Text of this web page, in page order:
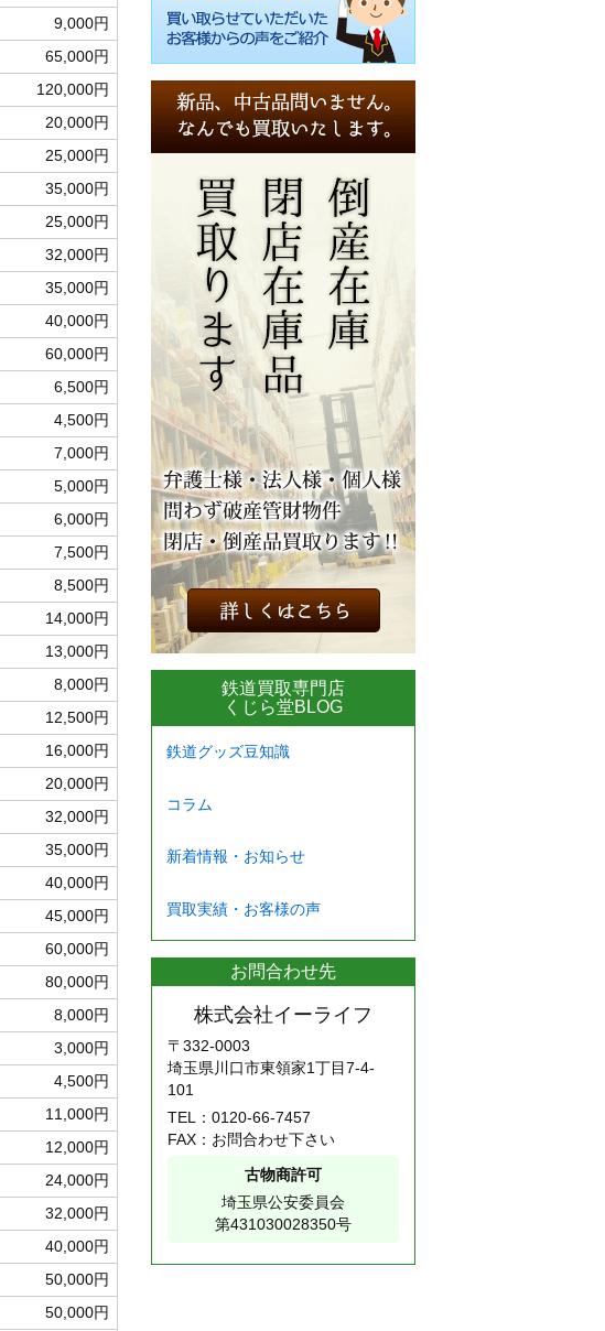
9,000円
65,000円
120,000円
20,000円
25,000円
35,000円
25,000円
32,000円
35,000円
40,000円
60,000円
6,500円
4,500円
7,000円
5,000円
6,000円
7,500円
8,500円
14,000円
13,000円
8,000円
12,500円
16,000円
20,000円
32,000円
35,000円
40,000円
45,000円
60,000円
80,000円
8,000円
3,000円
4,500円
11,000円
12,000円
24,000円
32,000円
40,000円
50,000円
50,000円
鉄道買取専門店
くじら堂BLOG
鉄道グッズ豆知識
コラム
新着情報・お知らせ
買取実績・お客様の声
お問合わせ先
株式会社イーライフ
〒332-0003
埼玉県川口市東領家1丁目7-4-
101
TEL： 0120-66-7457
FAX：お問合わせ下さい
古物商許可
埼玉県公安委員会
第431030028350号